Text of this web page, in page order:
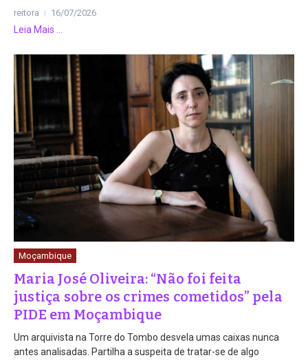
reitora 16/07/2026
Leia Mais ...
Moçambique
Maria José Oliveira: “Não foi feita
justiça sobre os crimes cometidos” pela
PIDE em Moçambique
Um arquivista na Torre do Tombo desvela umas caixas nunca
antes analisadas. Partilha a suspeita de tratar-se de algo